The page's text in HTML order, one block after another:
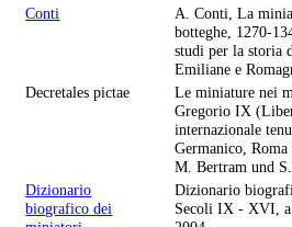
Conti
A. Conti, La
botteghe, 1270-
studi per la storia
Emiliane e
Decretales pictae
Le miniature nei
Gregorio IX
internazionale
Germanico,
M. Bertram und
Dizionario
biografico dei
Dizionario
Secoli IX - XVI,